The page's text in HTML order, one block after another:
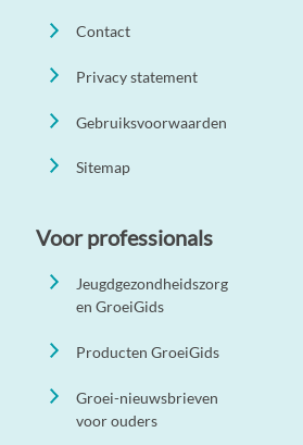
Contact
Privacy statement
Gebruiksvoorwaarden
Sitemap
Voor professionals
Jeugdgezondheidszorg
en GroeiGids
Producten GroeiGids
Groei-nieuwsbrieven
voor ouders